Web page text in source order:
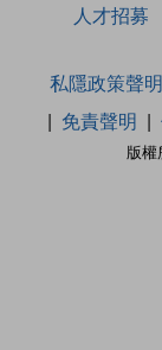
人才招募
版
私隱政策聲明
免責聲明